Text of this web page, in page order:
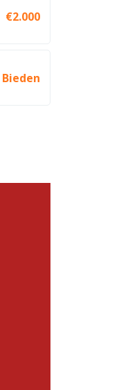
€2.000
Bieden